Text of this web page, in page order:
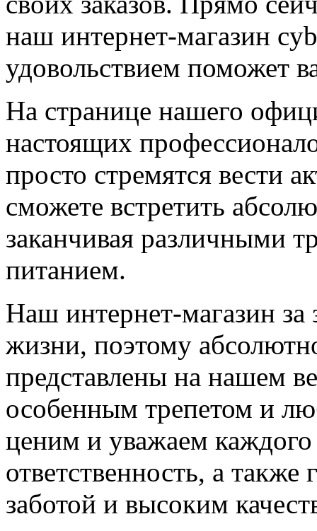
наш интернет-магазин
удовольствием поможет
На странице нашего
настоящих
просто стремятся вести
сможете встретить
заканчивая различными
питанием.
Наш интернет-магазин за
жизни, поэтому
представлены на нашем
особенным трепетом и
ценим и уважаем
ответственность, а
заботой и высоким